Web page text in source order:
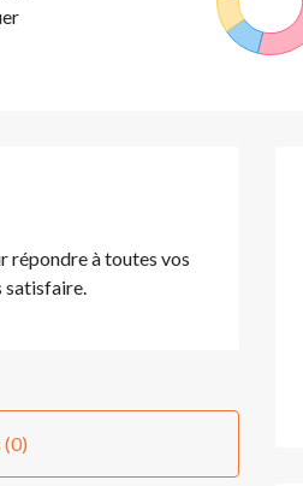
répondre à toutes vos
satisfaire.
(0)